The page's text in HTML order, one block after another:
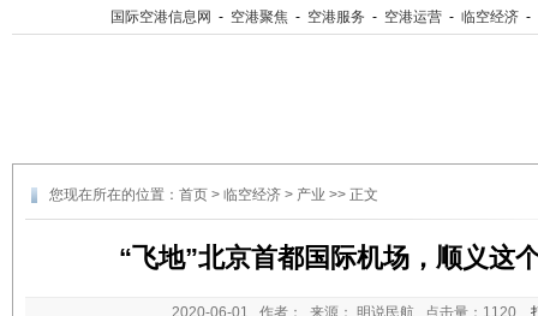
国际空港信息网 - 空港聚焦 - 空港服务 - 空港运营 - 临空经济 -
您现在所在的位置： 首页 > 临空经济 > 产业 >> 正文
“飞地”北京首都国际机场，顺义这
2020-06-01 作者： 来源： 明说民航 点击量： 1120